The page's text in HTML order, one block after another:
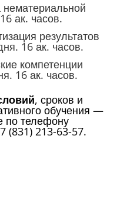
ак. часов.
результатов
16 ак. часов.
компетенции
16 ак. часов.
, сроков и
обучения —
по телефону
(831) 213-63-57.